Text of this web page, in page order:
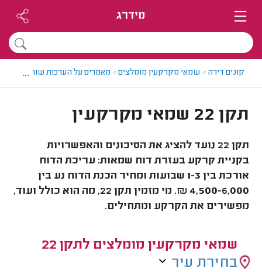
מידרג
קונים דירה > שמאי מקרקעין מומלצים> מאמרים על הערכות שווי >
...
תקן 22 שמאי מקרקעין
תקן 22 נועד להציג את הסיכונים והאפשרויות
בקניית קרקע בעזרת דוח שמאות: עריכת הדוח
אורכת בין 1-3 שבועות ומחיר הכנת הדוח נע בין
4,500-6,000 ₪. מי מזמין תקן 22, מה הוא כולל ועוד,
מפשירים את הקרקע ומתחילים.
שמאי מקרקעין מומלצים לתקן 22
בחירת עיר